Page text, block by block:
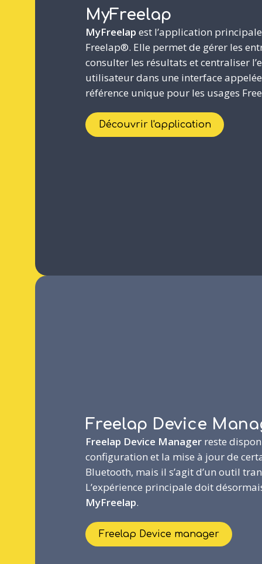
MyFreelap
MyFreelap est l’application principale
Freelap®. Elle permet de gérer les
consulter les résultats et centraliser
utilisateur dans une interface
référence unique pour les usages
Découvrir l'application
Freelap Device
Freelap Device Manager reste
configuration et la mise à jour de
Bluetooth, mais il s’agit d’un outil
L’expérience principale doit
MyFreelap.
Freelap Device manager